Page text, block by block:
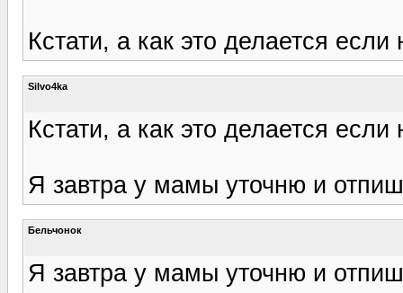
Кстати, а как это делается
Silvo4ka
Кстати, а как это делается
Я завтра у мамы уточню и
Бельчонок
Я завтра у мамы уточню и